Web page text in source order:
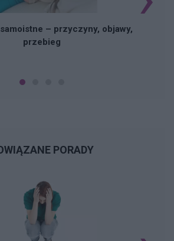
– przyczyny, objawy,
przebieg
PORADY